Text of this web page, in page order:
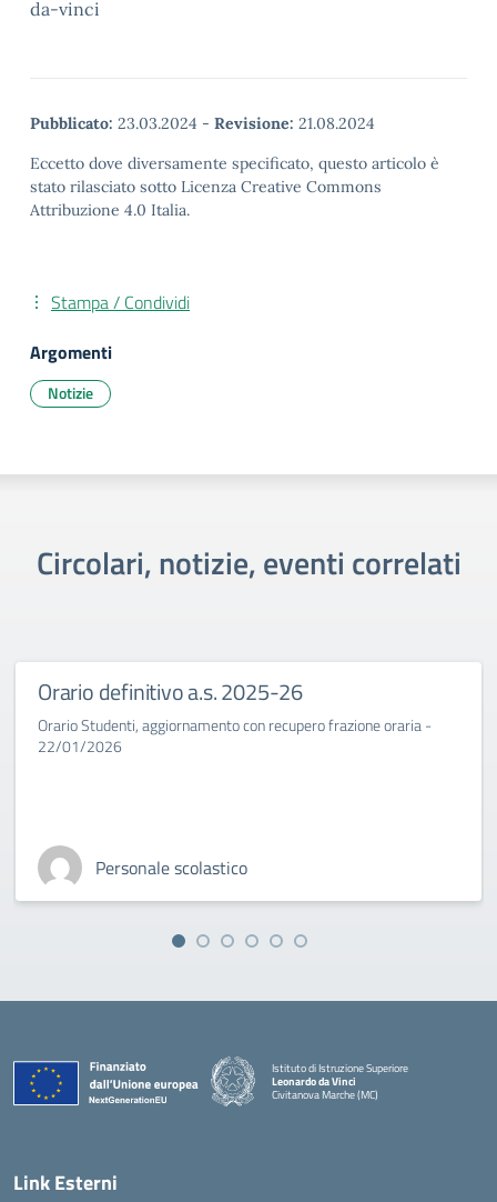
da-vinci
Pubblicato: 23.03.2024 - Revisione: 21.08.2024
Eccetto dove diversamente specificato, questo articolo è
stato rilasciato sotto Licenza Creative Commons
Attribuzione 4.0 Italia.
Stampa / Condividi
Argomenti
Notizie
Circolari, notizie, eventi correlati
Orario definitivo a.s. 2025-26
Orario Studenti, aggiornamento con recupero frazione oraria -
22/01/2026
Personale scolastico
Istituto di Istruzione Superiore
Leonardo da Vinci
Civitanova Marche (MC)
Link Esterni